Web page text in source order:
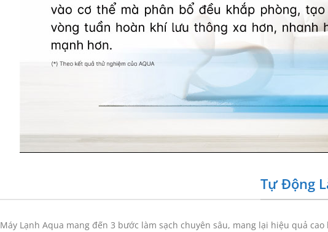
Tự Động
Máy Lạnh Aqua mang đến 3 bước làm sạch chuyên sâu, mang lại hiệu quả